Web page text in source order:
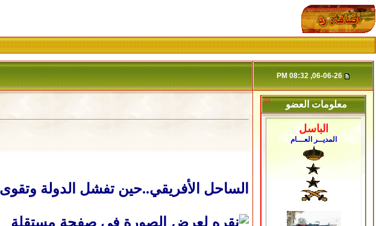
06-06-26, 08:32 PM
معلومات العضو
الباسل
المديــر العـــام
الساحل الأفريقي..حين تفشل الدولة